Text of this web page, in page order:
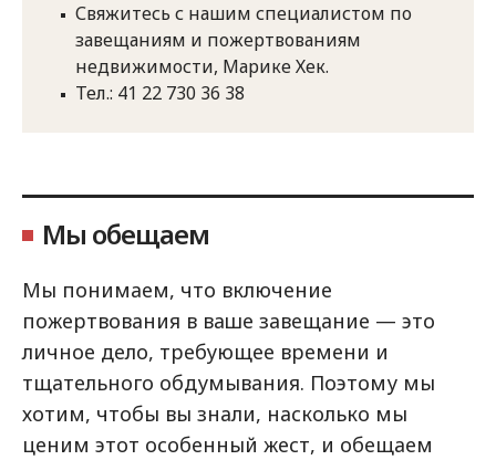
Свяжитесь с нашим специалистом по
завещаниям и пожертвованиям
недвижимости, Марике Хек.
Тел.: 41 22 730 36 38
Мы обещаем
Мы понимаем, что включение
пожертвования в ваше завещание — это
личное дело, требующее времени и
тщательного обдумывания. Поэтому мы
хотим, чтобы вы знали, насколько мы
ценим этот особенный жест, и обещаем